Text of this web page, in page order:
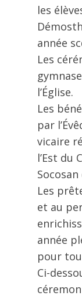
les
année
Les
l’Église.
Les
par
vicaire
l’Est du
Les
et au
année
pour
Ci-